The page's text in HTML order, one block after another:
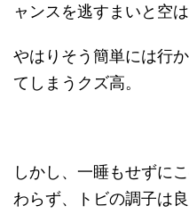
ャンスを逃すまいと空
やはりそう簡単には行
てしまうクズ高。
しかし、一睡もせずに
わらず、トビの調子は